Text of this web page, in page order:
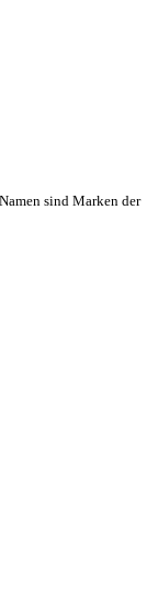
sind Marken der